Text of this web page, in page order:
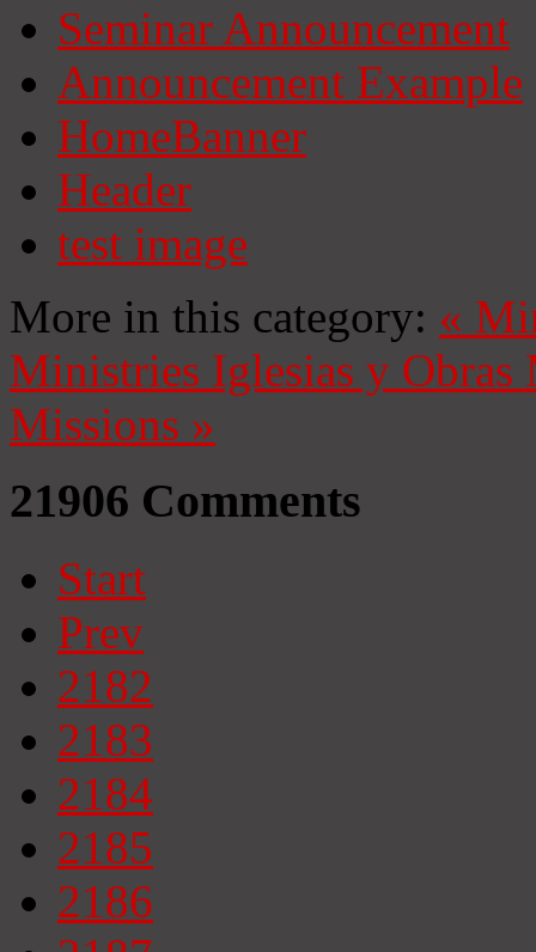
Seminar Announcement
Announcement Example
HomeBanner
Header
test image
More in this category: «
Ministries Iglesias y Obras
Missions »
21906 Comments
Start
Prev
2182
2183
2184
2185
2186